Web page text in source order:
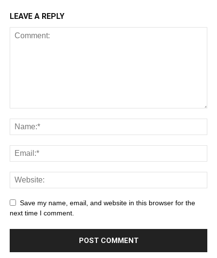
LEAVE A REPLY
Save my name, email, and website in this browser for the
next time I comment.